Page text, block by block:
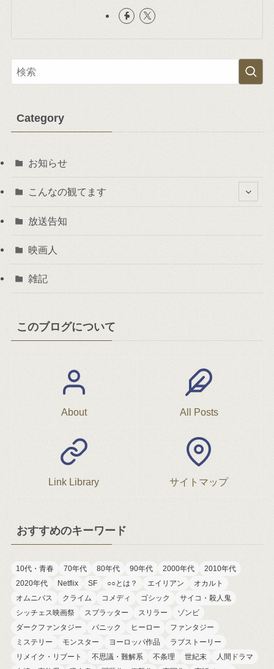
Category
お知らせ
こんなの観てます
放送告知
映画人
雑記
このブログについて
About All Posts
Link Library サイトマップ
おすすめのキーワード
10代・青春 70年代 80年代 90年代 2000年代
2010年代
2020年代
Netflix SF ○○とは？ エイリアン
オカルト
オムニバス
クライム コメディ ゴシック
サイコ・殺人鬼
シッチェス映画祭
スプラッター スリラー
ゾンビ
ダークファンタジー
パニック ヒーロー
ファンタジー
ミステリー
モンスター ヨーロッパ作品
ラブストーリー
リメイク・リブート
不思議・難解系 不条理 世紀末
人間ドラマ